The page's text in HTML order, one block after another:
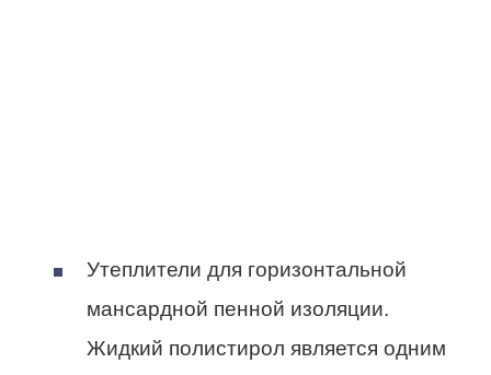
Утеплители для горизонтальной
мансардной пенной изоляции.
Жидкий полистирол является одним